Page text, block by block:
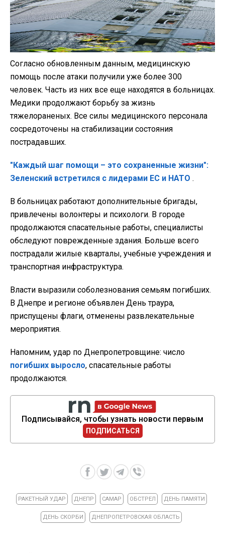
Согласно обновленным данным, медицинскую
помощь после атаки получили уже более 300
человек. Часть из них все еще находятся в больницах.
Медики продолжают борьбу за жизнь
тяжелораненых. Все силы медицинского персонала
сосредоточены на стабилизации состояния
пострадавших.
"Каждый шаг помощи – это сохраненные жизни":
Зеленский встретился с лидерами ЕС и НАТО .
В больницах работают дополнительные бригады,
привлечены волонтеры и психологи. В городе
продолжаются спасательные работы, специалисты
обследуют поврежденные здания. Больше всего
пострадали жилые кварталы, учебные учреждения и
транспортная инфраструктура.
Власти выразили соболезнования семьям погибших.
В Днепре и регионе объявлен День траура,
приспущены флаги, отменены развлекательные
мероприятия.
Напомним, удар по Днепропетровщине: число
погибших выросло, спасательные работы
продолжаются.
Подписывайся, чтобы узнать новости первым
ПОДПИСАТЬСЯ
РАКЕТНЫЙ УДАР ДНЕПР САМАР ОБСТРЕЛ ДЕНЬ ПАМЯТИ
ДЕНЬ СКОРБИ ДНЕПРОПЕТРОВСКАЯ ОБЛАСТЬ